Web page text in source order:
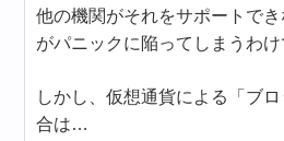
他の機関がそれをサポートで
がパニックに陥ってしまうわけ
しかし、仮想通貨による「ブ
合は…